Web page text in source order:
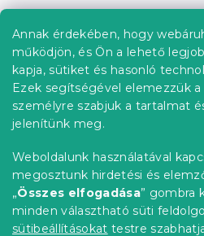
Annak érdekében, hogy
működjön, és Ön a lehető
kapja, sütiket és hasonló
Ezek segítségével elemezzük
személyre szabjuk a tartalmat
jelenítünk meg.
Weboldalunk használatával
megosztunk hirdetési és
„Összes elfogadása” gombra
minden választható süti
sütibeállításokat testre
i
r
á
n
y
í
t
e
l
e
m
e
i
á
Információ az Ön
Rendelés követése
Szállítási lehetőségek
Fizetési lehetőségek
Reklamáció és
Elérhetőség
Általános szerződési
Adatvédelmi nyilatkozat
Blog
Partnereinknek